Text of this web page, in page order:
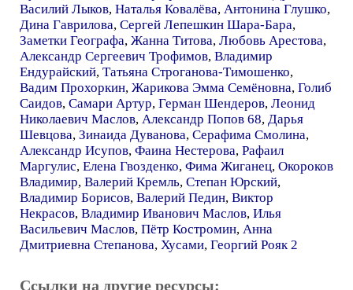
Василий Лыков, Наталья Ковалёва, Антонина Глушко,
Дина Гаврилова, Сергей Лепешкин Шара-Бара,
Заметки Географа, Жанна Титова, Любовь Арестова,
Александр Сергеевич Трофимов, Владимир
Ендурайский, Татьяна Строганова-Тимошенко,
Вадим Прохоркин, Жарикова Эмма Семёновна, Голиб
Саидов, Самари Артур, Герман Шендеров, Леонид
Николаевич Маслов, Александр Попов 68, Дарья
Шевцова, Зинаида Дуванова, Серафима Смолина,
Александр Исупов, Фаина Нестерова, Рафаил
Маргулис, Елена Гвозденко, Фима Жиганец, Окороков
Владимир, Валерий Кремль, Степан Юрский,
Владимир Борисов, Валерий Педин, Виктор
Некрасов, Владимир Иванович Маслов, Илья
Васильевич Маслов, Пётр Костромин, Анна
Дмитриевна Степанова, Хусами, Георгий Рояк 2
Ссылки на другие ресурсы: